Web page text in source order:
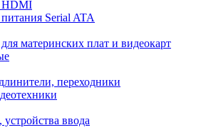
HDMI
Serial ATA
материнских плат и видеокарт
переходники
ввода